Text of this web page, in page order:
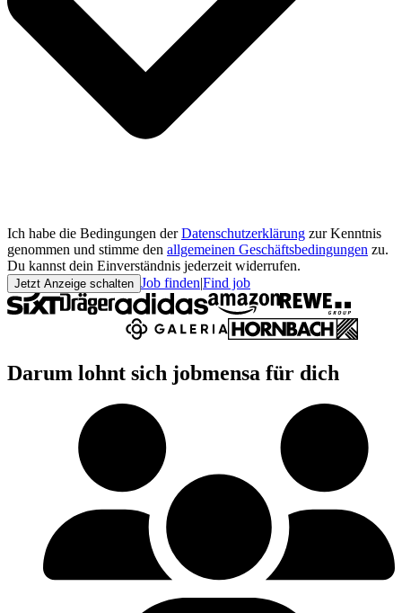
Ich habe die Bedingungen der Datenschutzerklärung zur Kenntnis
genommen und stimme den allgemeinen Geschäftsbedingungen zu.
Du kannst dein Einverständnis jederzeit widerrufen.
Jetzt Anzeige schalten Job finden|Find job
Darum lohnt sich jobmensa für dich